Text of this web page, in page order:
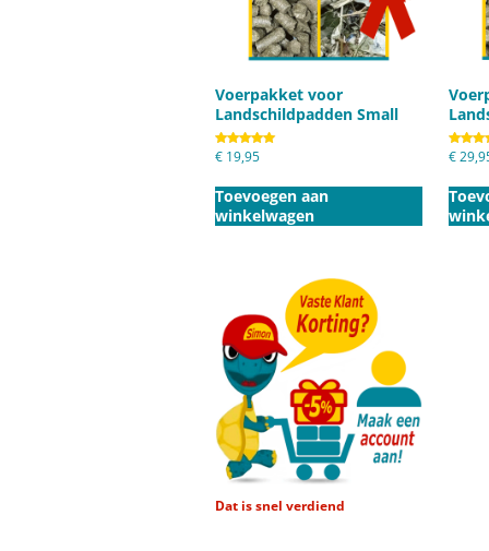
Voerpakket voor
Landschildpadden Small
Gewaardeerd
5.00
€ 19,95
Toevoegen aan
winkelwagen
4.80
€
Dat is snel verdiend